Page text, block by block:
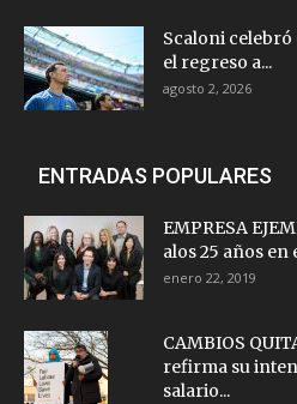
Scaloni celebró
el regreso a...
agosto 2, 2026
ENTRADAS POPULARES
EMPRESA
alos 25 años en
enero 22, 2019
CAMBIOS
refirma su
salario...